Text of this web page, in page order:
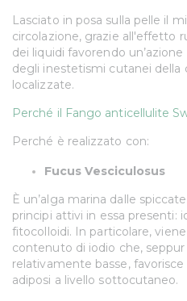
Lasciato in posa sulla pelle il
circolazione, grazie all'effetto
dei liquidi favorendo
degli inestetismi cutanei della
localizzate.
Perché il Fango anticellulite
Perché è realizzato con:
Fucus Vesciculosus
È un’alga marina dalle
principi attivi in essa presenti:
fitocolloidi. In particolare,
contenuto di iodio che,
relativamente basse,
adiposi a livello sottocutaneo.